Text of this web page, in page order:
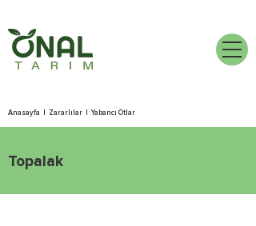
Anasayfa Zararlılar Yabancı Otlar
Topalak